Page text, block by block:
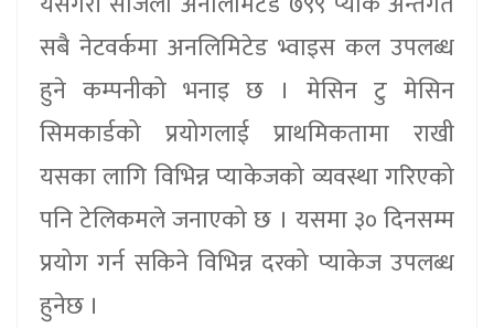
सबै नेटवर्कमा अनलिमिटेड भ्वाइस कल उपलब्ध
हुने कम्पनीको भनाइ छ । मेसिन टु मेसिन
सिमकार्डको प्रयोगलाई प्राथमिकतामा राखी
यसका लागि विभिन्न प्याकेजको व्यवस्था गरिएको
पनि टेलिकमले जनाएको छ । यसमा ३० दिनसम्म
प्रयोग गर्न सकिने विभिन्न दरको प्याकेज उपलब्ध
हुनेछ ।